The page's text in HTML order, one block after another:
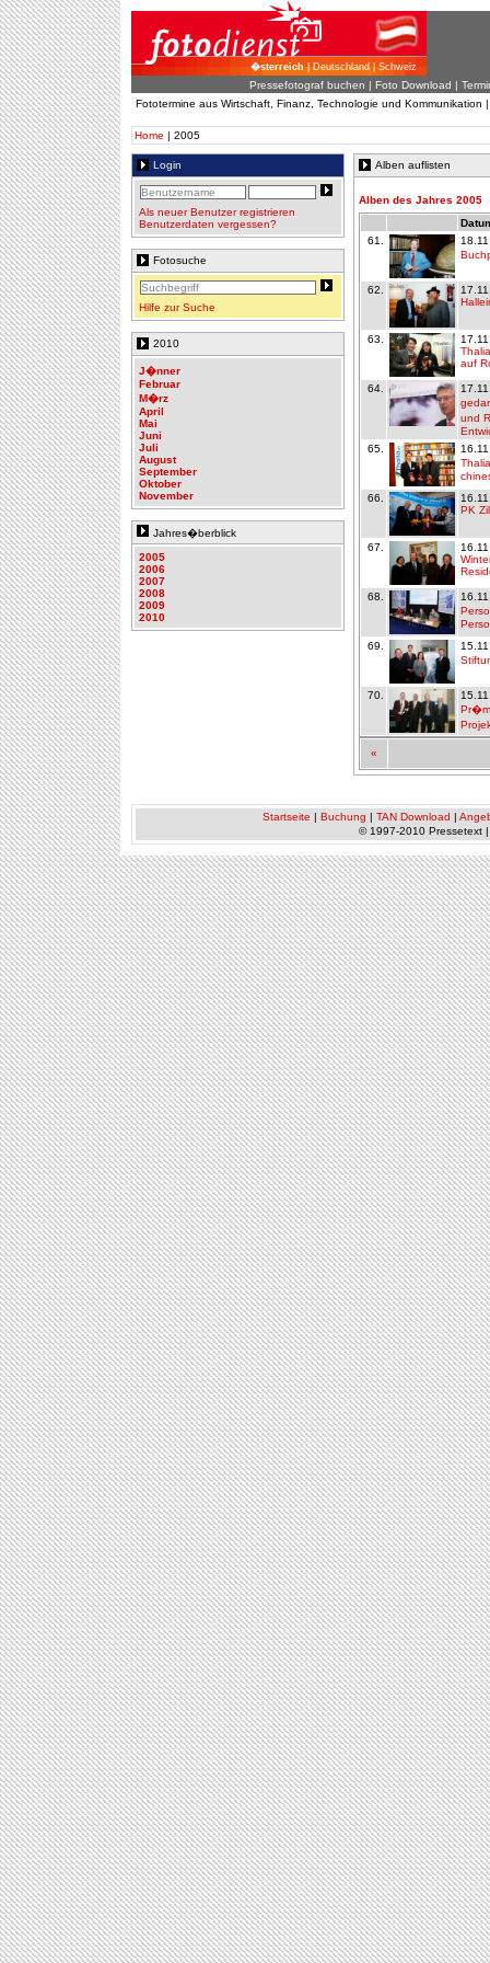
�sterreich| Deutschland | Schweiz
Pressefotograf buchen | Foto Download |
Fototermine aus Wirtschaft, Finanz, Technologie und Kommunikation
Home | 2005
Login
Als neuer Benutzer registrieren
Benutzerdaten vergessen?
Fotosuche
Hilfe zur Suche
2010
J�nner
Februar
M�rz
April
Mai
Juni
Juli
August
September
Oktober
November
Jahres�berblick
2005
2006
2007
2008
2009
2010
Alben auflisten
Alben des Jahres 2005
61.
62.
63.
auf
64.
und
65.
66.
PK
67.
68.
69.
70.
«
Startseite | Buchung | TAN Download |
© 1997-2010 Pressetext